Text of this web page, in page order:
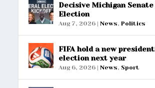
Decisive Michigan
Election
Aug 7, 2026 |News,Politics
FIFA hold a new
election next year
Aug 6, 2026 |News, Sport